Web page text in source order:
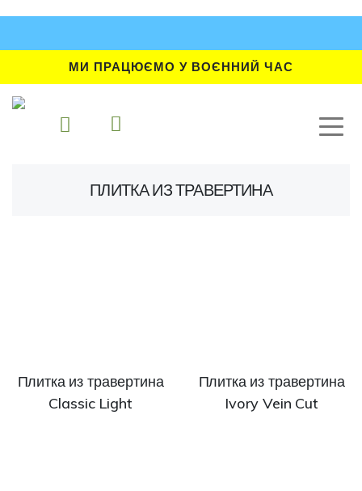
МИ ПРАЦЮЄМО У ВОЄННИЙ ЧАС
ПЛИТКА ИЗ ТРАВЕРТИНА
Плитка из травертина
Classic Light
Плитка из травертина
Ivory Vein Cut